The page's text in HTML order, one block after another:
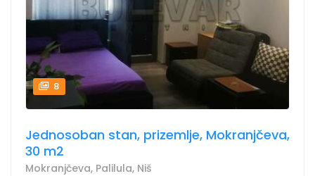
8
Jednosoban stan, prizemlje, Mokranjčeva,
30 m2
Mokranjčeva, Palilula, Niš